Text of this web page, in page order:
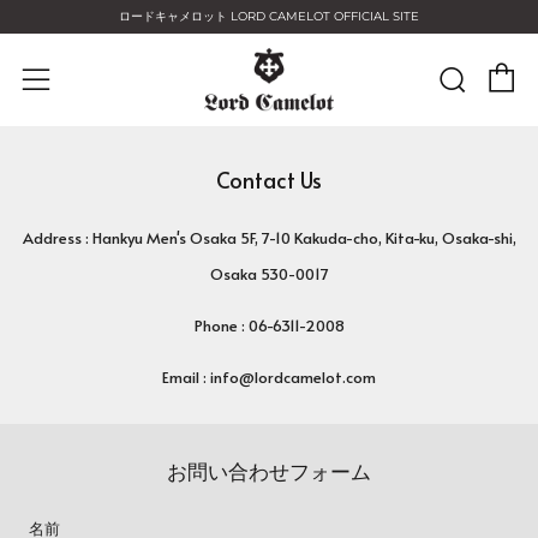
ロードキャメロット LORD CAMELOT OFFICIAL SITE
Menu
Contact Us
Address: Hankyu Men's Osaka 5F, 7-10 Kakuda-cho, Kita-ku, Osaka-shi,
Osaka 530-0017
Phone : 06-6311-2008
Email: info@lordcamelot.com
お問い合わせフォーム
名前